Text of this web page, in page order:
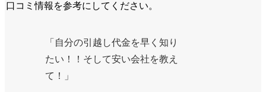
口コミ情報を参考にしてください。
「自分の引越し代金を早く知り
たい！！そして安い会社を教え
て！」